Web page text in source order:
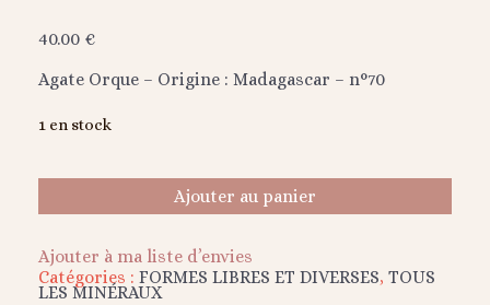
40.00 €
Agate Orque – Origine : Madagascar – n°70
1 en stock
Ajouter au panier
Ajouter à ma liste d’envies
Catégories : FORMES LIBRES ET DIVERSES, TOUS
LES MINÉRAUX